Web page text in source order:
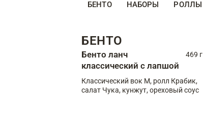
БЕНТО НАБОРЫ РОЛЛЫ
БЕНТО
Бенто ланч
классический с лапшой
469 г
Классический вок М, ролл Крабик,
салат Чука, кунжут, ореховый соус